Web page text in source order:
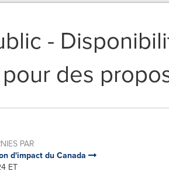
-
des
PAR
d'impact du Canada
ET